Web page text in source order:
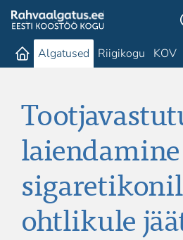
Algatused Riigikogu KOV
laiendamine
ohtlikule